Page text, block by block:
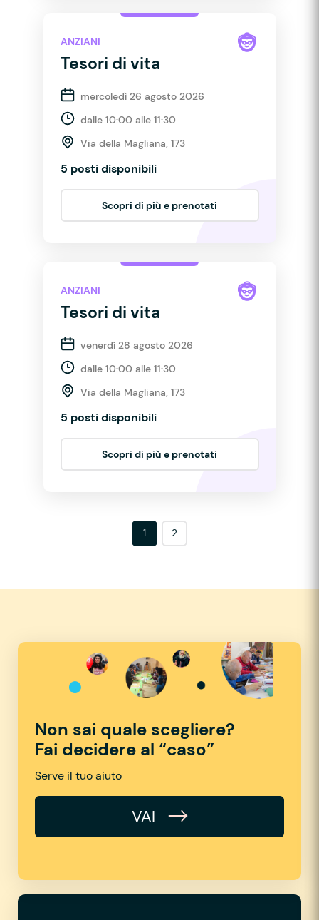
ANZIANI
Tesori di vita
mercoledì 26 agosto 2026
dalle 10:00 alle 11:30
Via della Magliana, 173
5 posti disponibili
Scopri di più e prenotati
ANZIANI
Tesori di vita
venerdì 28 agosto 2026
dalle 10:00 alle 11:30
Via della Magliana, 173
5 posti disponibili
Scopri di più e prenotati
1 2
Non sai quale scegliere?
Fai decidere al “caso”
Serve il tuo aiuto
VAI